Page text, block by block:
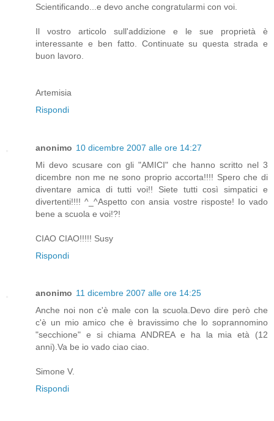
Scientificando...e devo anche congratularmi con voi.
Il vostro articolo sull'addizione e le sue proprietà è
interessante e ben fatto. Continuate su questa strada e
buon lavoro.
Artemisia
Rispondi
anonimo 10 dicembre 2007 alle ore 14:27
Mi devo scusare con gli "AMICI" che hanno scritto nel 3
dicembre non me ne sono proprio accorta!!!! Spero che di
diventare amica di tutti voi!! Siete tutti così simpatici e
divertenti!!!! ^_^Aspetto con ansia vostre risposte! Io vado
bene a scuola e voi!?!
CIAO CIAO!!!!! Susy
Rispondi
anonimo 11 dicembre 2007 alle ore 14:25
Anche noi non c'è male con la scuola.Devo dire però che
c'è un mio amico che è bravissimo che lo soprannomino
"secchione" e si chiama ANDREA e ha la mia età (12
anni).Va be io vado ciao ciao.
Simone V.
Rispondi